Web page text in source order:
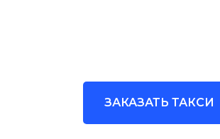
ЗАКАЗАТЬ ТАКСИ